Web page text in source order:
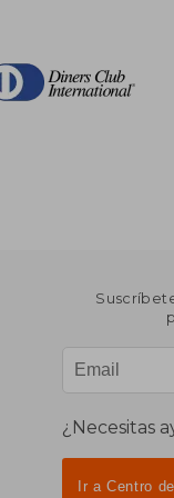
¿Necesitas
Ir a Centro